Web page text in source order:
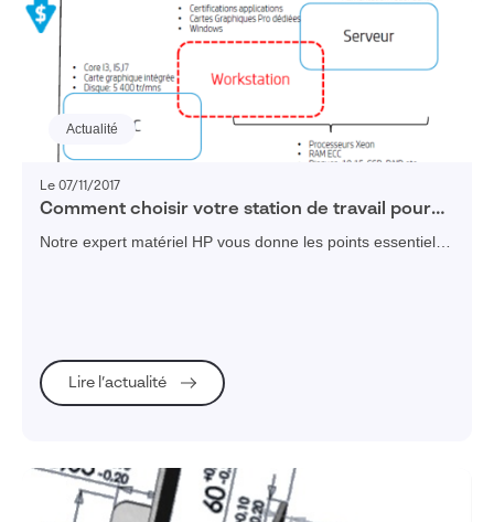
Actualité
Le 07/11/2017
Comment choisir votre station de travail pour
SOLIDWORKS et CATIA 3DEXPERIENCE
Notre expert matériel HP vous donne les points essentiels
Lire l’actualité